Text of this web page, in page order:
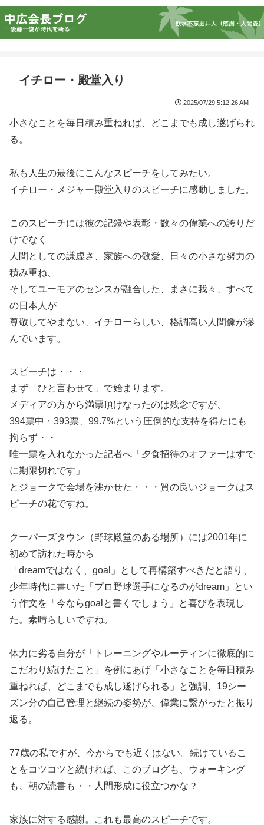
イチロー・殿堂入り
2025/07/29 5:12:26 AM
小さなことを毎日積み重ねれば、どこまでも成し遂げられ
る。
私も人生の最後にこんなスピーチをしてみたい。
イチロー・メジャー殿堂入りのスピーチに感動しました。
このスピーチには彼の記録や表彰・数々の偉業への誇りだ
けでなく
人間としての謙虚さ、家族への敬愛、日々の小さな努力の
積み重ね、
そしてユーモアのセンスが融合した、まさに我々、すべて
の日本人が
尊敬してやまない、イチローらしい、格調高い人間像が滲
んでいます。
スピーチは・・・
まず「ひと言わせて」で始まります。
メディアの方から満票頂けなったのは残念ですが、
394票中・393票、99.7%という圧倒的な支持を得たにも
拘らず・・
唯一票を入れなかった記者へ「夕食招待のオファーはすで
に期限切れです」
とジョークで会場を沸かせた・・・質の良いジョークはス
ピーチの花ですね。
クーパーズタウン（野球殿堂のある場所）には2001年に
初めて訪れた時から
「dreamではなく、goal」として再構築すべきだと語り、
少年時代に書いた「プロ野球選手になるのがdream」とい
う作文を「今ならgoalと書くでしょう」と喜びを表現し
た。素晴らしいですね。
体力に劣る自分が「トレーニングやルーティンに徹底的に
こだわり続けたこと」を例にあげ「小さなことを毎日積み
重ねれば、どこまでも成し遂げられる」と強調、19シー
ズン分の自己管理と継続の姿勢が、偉業に繋がったと振り
返る。
77歳の私ですが、今からでも遅くはない。続けているこ
とをコツコツと続ければ、このブログも、ウォーキング
も、朝の読書も・・人間形成に役立つかな？
家族に対する感謝。これも最高のスピーチです。